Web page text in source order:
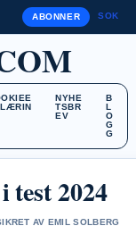
ABONNER SOK
NYHE
TSBR
EV
B
L
O
G
G
2024
AV EMIL SOLBERG